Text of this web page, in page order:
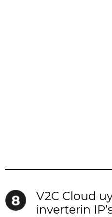
V2C Cloud
inverterin